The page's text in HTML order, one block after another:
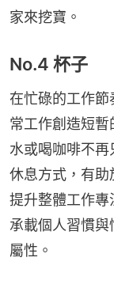
家來挖寶。
No.4 杯子
在忙碌的工作節
常工作創造短
水或喝咖啡不
休息方式，有
提升整體工作
承載個人習慣
屬性。